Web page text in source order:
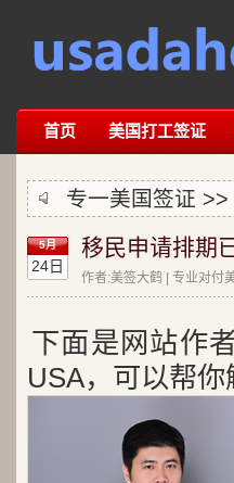
首页 美国打工签证
专一美国签证 >>
5月
24日
移民申请排期
作者:美签大鹤 | 专业对付
下面是网站作
USA，可以帮